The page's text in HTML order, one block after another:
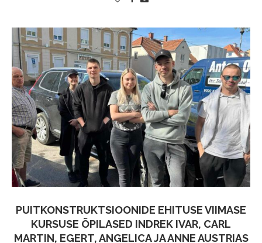
PUITKONSTRUKTSIOONIDE EHITUSE VIIMASE
KURSUSE ÕPILASED INDREK IVAR, CARL
MARTIN, EGERT, ANGELICA JA ANNE AUSTRIAS